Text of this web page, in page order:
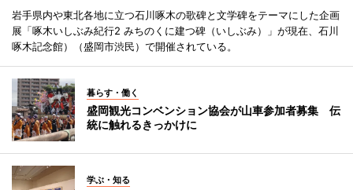
岩手県内や東北各地に立つ石川啄木の歌碑と文学碑をテーマにした企画
展「啄木いしぶみ紀行2 みちのくに建つ碑（いしぶみ）」が現在、石川
啄木記念館）（盛岡市渋民）で開催されている。
暮らす・働く
盛岡観光コンベンション協会が山車参加者募集 伝
統に触れるきっかけに
学ぶ・知る